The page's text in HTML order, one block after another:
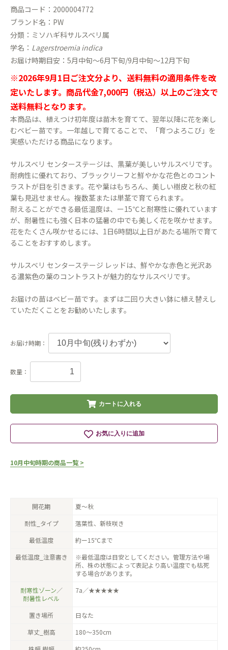
商品コード：2000004772
ブランド名：PW
分類：ミソハギ科サルスベリ属
学名： Lagerstroemia indica
お届け時期目安：5月中旬〜6月下旬/9月中旬〜12月下旬
※2026年9月1日ご注文分より、送料無料の適用条件を改
定いたします。商品代金7,000円（税込）以上のご注文で
送料無料となります。
本商品は、植えつけ初年度は苗木を育てて、翌年以降に花を楽し
むベビー苗です。一年越しで育てることで、「育つよろこび」を
実感いただける商品になります。
サルスベリ センターステージは、黒葉が美しいサルスベリです。
耐病性に優れており、ブラックリーフと鮮やかな花色とのコント
ラストが目を引きます。花や葉はもちろん、美しい樹皮と秋の紅
葉も見逃せません。複数茎または単茎で育てられます。
耐えることができる最低温度は、ー15℃と耐寒性に優れています
が、耐暑性にも強く日本の猛暑の中でも美しく花を咲かせます。
花をたくさん咲かせるには、1日6時間以上日があたる場所で育て
ることをおすすめします。
サルスベリ センターステージ レッドは、鮮やかな赤色と光沢あ
る濃紫色の葉のコントラストが魅力的なサルスベリです。
お届けの苗はベビー苗です。まずは二回り大きい鉢に植え替えし
ていただくことをお勧めいたします。
お届け時期：
数量：
カートに入れる
お気に入りに追加
10月中旬時期の商品一覧 >
開花期
夏〜秋
耐性_タイプ
落葉性、新枝咲き
最低温度
約ー15℃まで
最低温度_注意書き
※最低温度は目安としてください。管理方法や場
所、株の状態によって表記より高い温度でも枯死
する場合があります。
耐寒性ゾーン／
耐暑性レベル
7a／★★★★★
置き場所
日なた
草丈_樹高
180〜350cm